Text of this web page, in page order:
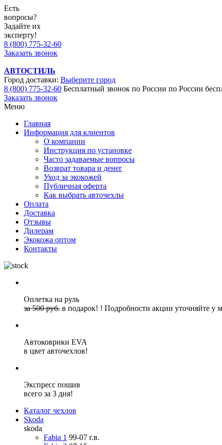
Есть
вопросы?
Задайте их
эксперту!
8 (800) 775-32-60
Заказать звонок
АВТОСТИЛЬ
Город доставки: Выберите город
8 (800) 775-32-60 Бесплатный звонок по России по России
Заказать звонок
Меню
Главная
Информация для клиентов
О компании
Инструкция по установке
Часто задаваемые вопросы
Возврат товара и денег
Уход за экокожей
Публичная оферта
Как выбрать авточехлы
Оплата
Доставка
Отзывы
Дилерам
Экокожа оптом
Контакты
Оплетка на руль
за 500 руб. в подарок! ! Подробности акции уточняйте у
Автоковрики EVA
в цвет авточехлов!
Экспресс пошив
всего за 3 дня!
Каталог чехлов
Skoda
skoda
Fabia 1 99-07 г.в.